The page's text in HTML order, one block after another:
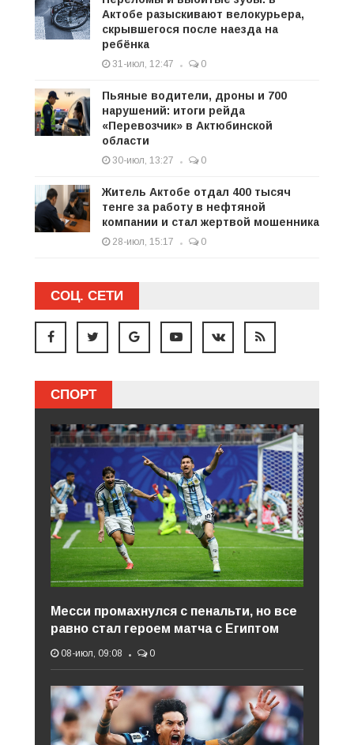
Актобе разыскивают велокурьера,
скрывшегося после наезда на
ребёнка
31-июл, 12:47 0
Пьяные водители, дроны и 700
нарушений: итоги рейда
«Перевозчик» в Актюбинской
области
30-июл, 13:27 0
Житель Актобе отдал 400 тысяч
тенге за работу в нефтяной
компании и стал жертвой мошенника
28-июл, 15:17 0
СОЦ. СЕТИ
СПОРТ
Месси промахнулся с пенальти, но все
равно стал героем матча с Египтом
08-июл, 09:08 0